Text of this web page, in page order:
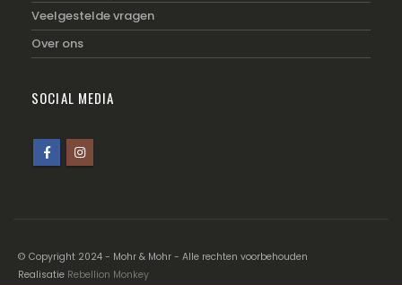
Veelgestelde vragen
Over ons
SOCIAL MEDIA
© Copyright 2024 - Mohr & Mohr - Alle rechten voorbehouden
Realisatie Rebellion Monkey